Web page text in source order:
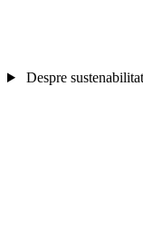
Despre